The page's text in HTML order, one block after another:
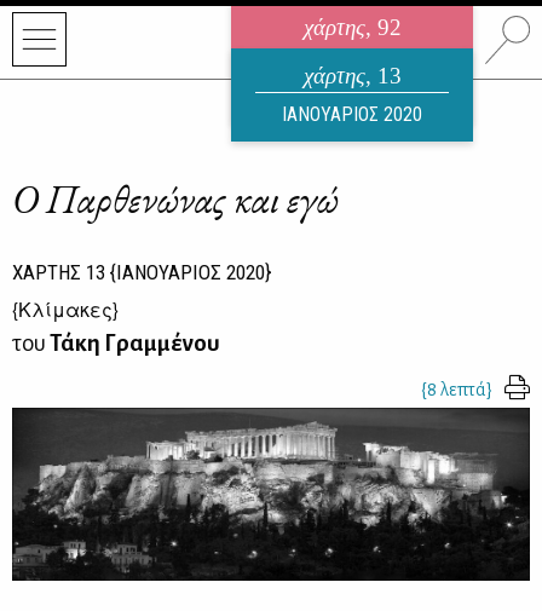
χάρτης, 92
ηλεκτρονικό περιοδικό
ΑΥΓΟΥΣΤΟΣ 2026
χάρτης, 13
ΙΑΝΟΥΑΡΙΟΣ 2020
Ο Παρθενώνας και εγώ
ΧΑΡΤΗΣ 13 {ΙΑΝΟΥΑΡΙΟΣ 2020}
{Κλίμακες}
τουΤάκη Γραμμένου
{8 λεπτά}